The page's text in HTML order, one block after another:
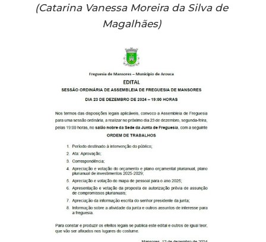
(Catarina Vanessa Moreira da Silva de
Magalhães)